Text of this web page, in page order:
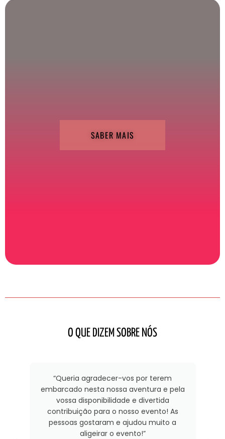
SABER MAIS
O QUE DIZEM SOBRE NÓS
“Queria agradecer-vos por terem
embarcado nesta nossa aventura e pela
vossa disponibilidade e divertida
contribuição para o nosso evento! As
pessoas gostaram e ajudou muito a
aligeirar o evento!”